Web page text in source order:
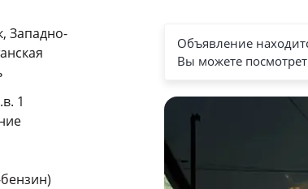
Западно-
1
Объявление
Вы можете